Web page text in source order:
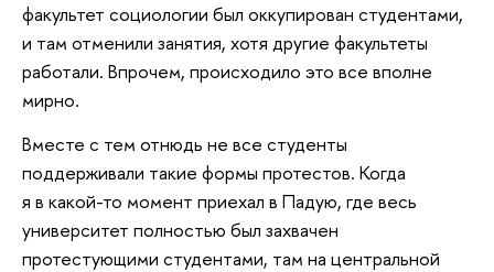
факультет социологии был оккупирован студентами,
и там отменили занятия, хотя другие факультеты
работали. Впрочем, происходило это все вполне
мирно.
Вместе с тем отнюдь не все студенты
поддерживали такие формы протестов. Когда
я в какой-то момент приехал в Падую, где весь
университет полностью был захвачен
протестующими студентами, там на центральной